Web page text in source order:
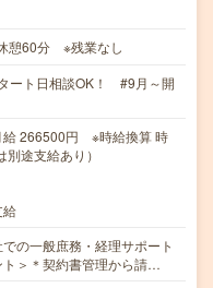
憩60分 ※残業なし
ート日相談OK！ #9月～開
給 266500円 ※時給換算 時
途支給あり）
給
の一般庶務・経理サポート
＞＊契約書管理から請…